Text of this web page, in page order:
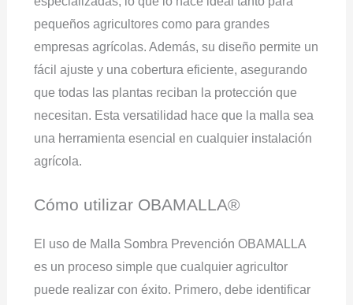
pequeños agricultores como para grandes
empresas agrícolas. Además, su diseño permite un
fácil ajuste y una cobertura eficiente, asegurando
que todas las plantas reciban la protección que
necesitan. Esta versatilidad hace que la malla sea
una herramienta esencial en cualquier instalación
agrícola.
Cómo utilizar OBAMALLA®
El uso de Malla Sombra Prevención OBAMALLA
es un proceso simple que cualquier agricultor
puede realizar con éxito. Primero, debe identificar